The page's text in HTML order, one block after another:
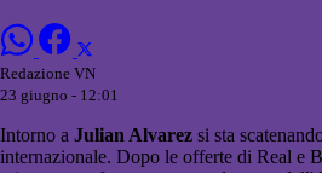
Redazione VN
23 giugno - 12:01
Intorno a Julian Alvarez si sta
internazionale. Dopo le offerte di Real e